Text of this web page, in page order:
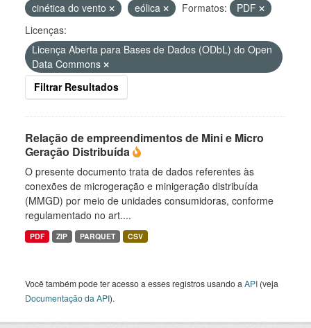
cinética do vento
eólica Formatos:
PDF
Licenças:
Licença Aberta para Bases de Dados (ODbL) do Open
Data Commons
Filtrar Resultados
Relação de empreendimentos de Mini e Micro
Geração Distribuída
O presente documento trata de dados referentes às
conexões de microgeração e minigeração distribuída
(MMGD) por meio de unidades consumidoras, conforme
regulamentado no art....
PDF ZIP PARQUET CSV
Você também pode ter acesso a esses registros usando a API (veja
Documentação da API).